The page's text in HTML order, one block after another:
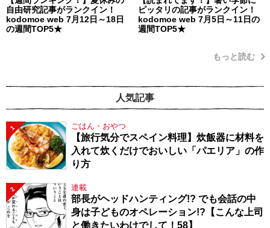
自由研究記事がランクイン！
kodomoe web 7月12日～18日
の週間TOP5★
ピッタリの記事がランクイン！
kodomoe web 7月5日～11日の
週間TOP5★
もっと読む
人気記事
1 ごはん・おやつ
【旅行気分でスペイン料理】炊飯器に材料を
入れて炊くだけでおいしい「パエリア」の作
り方
2 連載
部長がヘッドハンティング!? でも会話の中
身は子どものオペレーション!?【こんな上司
と働きたいわけでして！58】